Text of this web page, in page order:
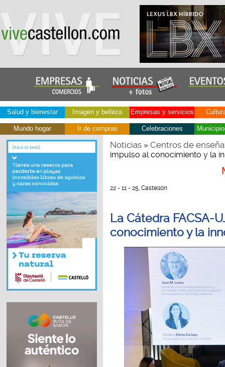
Salud y bienestar Imagen y belleza Empresas y servicios
Mundo hogar Ir de compras Celebraciones
Noticias» Centros de
impulso al conocimiento y la
22 - 11 - 25, Castellón
La Cátedra FACSA-
conocimiento y la